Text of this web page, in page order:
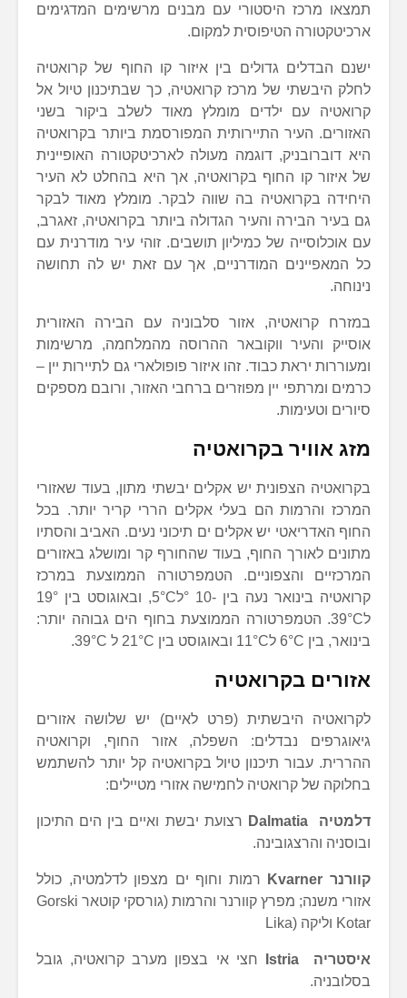
תמצאו מרכז היסטורי עם מבנים מרשימים המדגימים
ארכיטקטורה הטיפוסית למקום.
ישנם הבדלים גדולים בין איזור קו החוף של קרואטיה
לחלק היבשתי של מרכז קרואטיה, כך שבתיכנון טיול אל
קרואטיה עם ילדים מומלץ מאוד לשלב ביקור בשני
האזורים. העיר התיירותית המפורסמת ביותר בקרואטיה
היא דוברובניק, דוגמה מעולה לארכיטקטורה האופיינית
של איזור קו החוף בקרואטיה, אך היא בהחלט לא העיר
היחידה בקרואטיה בה שווה לבקר. מומלץ מאוד לבקר
גם בעיר הבירה והעיר הגדולה ביותר בקרואטיה, זאגרב,
עם אוכלוסייה של כמיליון תושבים. זוהי עיר מודרנית עם
כל המאפיינים המודרניים, אך עם זאת יש לה תחושה
נינוחה.
במזרח קרואטיה, אזור סלבוניה עם הבירה האזורית
אוסייק והעיר ווקובאר ההרוסה מהמלחמה, מרשימות
ומעוררות יראת כבוד. זהו איזור פופולארי גם לתיירות יין –
כרמים ומרתפי יין מפוזרים ברחבי האזור, ורובם מספקים
סיורים וטעימות.
מזג אוויר בקרואטיה
בקרואטיה הצפונית יש אקלים יבשתי מתון, בעוד שאזורי
המרכז והרמות הם בעלי אקלים הררי קריר יותר. בכל
החוף האדריאטי יש אקלים ים תיכוני נעים. האביב והסתיו
מתונים לאורך החוף, בעוד שהחורף קר ומושלג באזורים
המרכזיים והצפוניים. הטמפרטורה הממוצעת במרכז
קרואטיה בינואר נעה בין -10 °ל5°C, ובאוגוסט בין 19°
ל39°C. הטמפרטורה הממוצעת בחוף הים גבוהה יותר:
בינואר, בין 6°C ל11°C ובאוגוסט בין 21°C ל 39°C.
אזורים בקרואטיה
לקרואטיה היבשתית (פרט לאיים) יש שלושה אזורים
גיאוגרפים נבדלים: השפלה, אזור החוף, וקרואטיה
ההררית. עבור תיכנון טיול בקרואטיה קל יותר להשתמש
בחלוקה של קרואטיה לחמישה אזורי מטיילים:
דלמטיה Dalmatia
רצועת יבשת ואיים בין הים התיכון
ובוסניה והרצגובינה.
קוורנר Kvarner
רמות וחוף ים מצפון לדלמטיה, כולל
אזורי משנה; מפרץ קוורנר והרמות (גורסקי קוטאר Gorski
Kotar וליקה (Lika
איסטריה Istria
חצי אי בצפון מערב קרואטיה, גובל
בסלובניה.